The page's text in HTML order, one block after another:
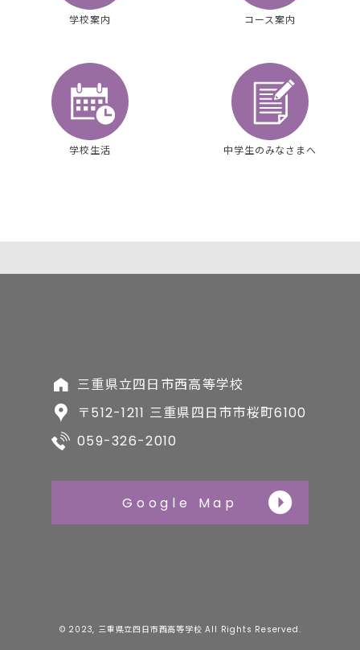
学校案内 コース案内
学校生活 中学生のみなさまへ
三重県立四日市西高等学校
〒512-1211 三重県四日市市桜町6100
059-326-2010
Google Map
© 2023, 三重県立四日市西高等学校 All Rights Reserved.